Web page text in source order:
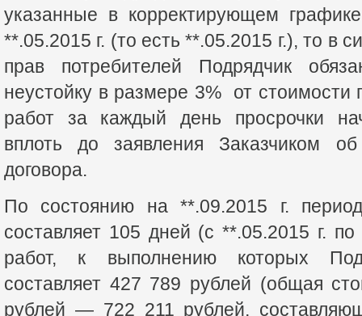
указанные в корректирующем
**.05.2015 г. (то есть **.05.2015 г.), то в
прав потребителей Подрядчик
неустойку в размере 3% от
работ за каждый день просрочки
вплоть до заявления Заказчиком
договора.
По состоянию на **.09.2015 г.
составляет 105 дней (с **.05.2015 г.
работ, к выполнению которых
составляет 427 789 рублей (общая
рублей — 722 211 рублей,